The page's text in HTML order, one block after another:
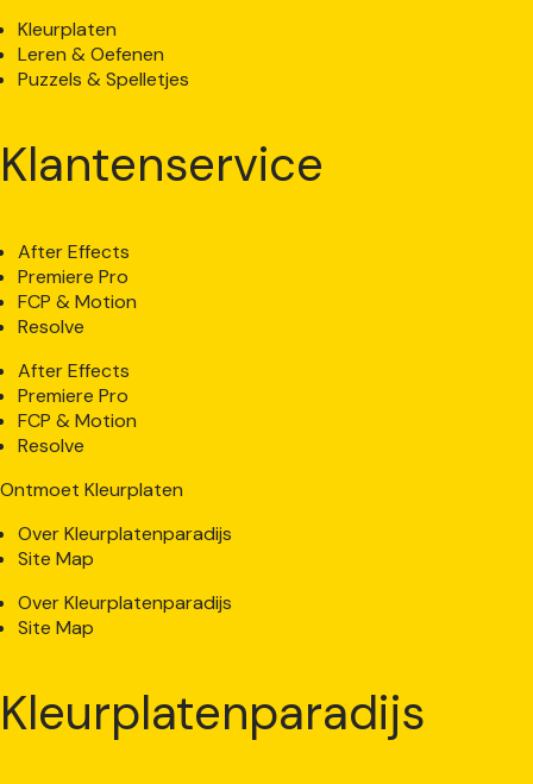
Kleurplaten
Leren & Oefenen
Puzzels & Spelletjes
Klantenservice
After Effects
Premiere Pro
FCP & Motion
Resolve
After Effects
Premiere Pro
FCP & Motion
Resolve
Ontmoet Kleurplaten
Over Kleurplatenparadijs
Site Map
Over Kleurplatenparadijs
Site Map
Kleurplatenparadijs